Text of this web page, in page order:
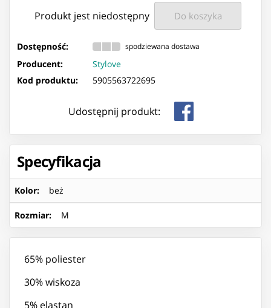
Produkt jest niedostępny Do koszyka
Dostępność: spodziewana dostawa
Producent:
Stylove
Kod produktu:
5905563722695
Udostępnij produkt:
Specyfikacja
Kolor: beż
Rozmiar: M
65% poliester
30% wiskoza
5% elastan